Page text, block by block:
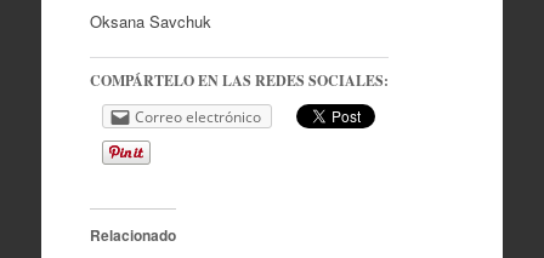
Oksana Savchuk
COMPÁRTELO EN LAS REDES SOCIALES:
Correo electrónico
Relacionado